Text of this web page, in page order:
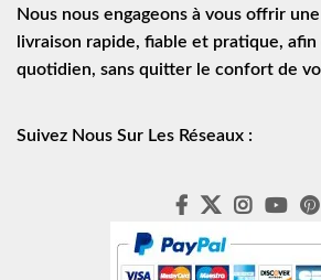
Nous nous engageons à vous offrir
livraison rapide, fiable et pratique,
quotidien, sans quitter le confort de
Suivez Nous Sur Les Réseaux :